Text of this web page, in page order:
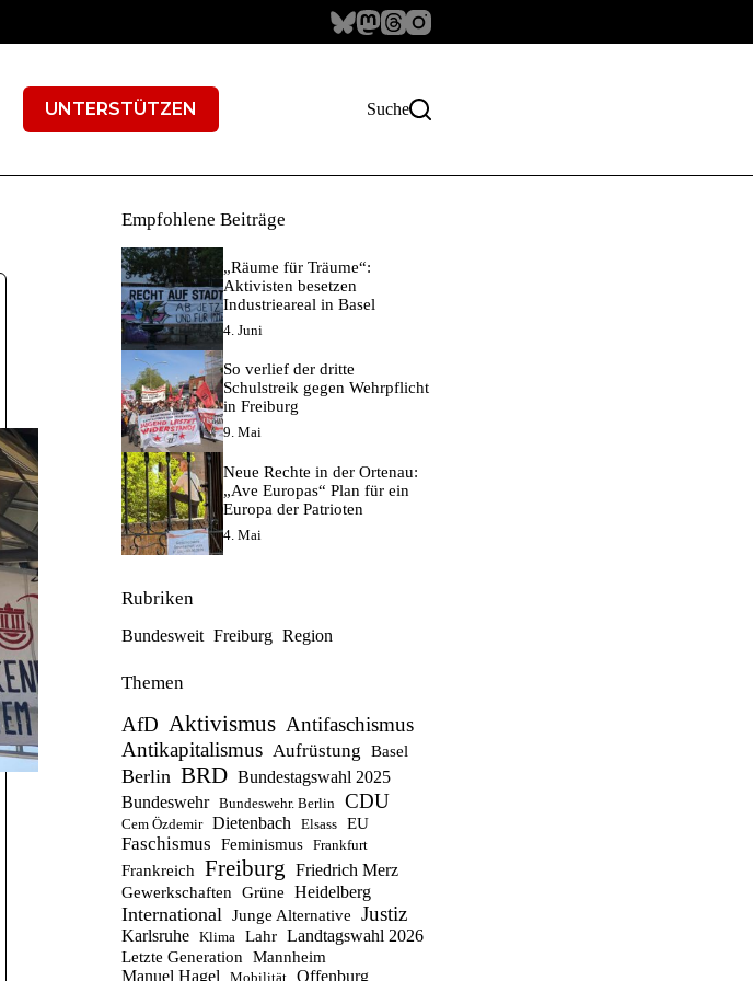
UNTERSTÜTZEN Suche
Empfohlene Beiträge
„Räume für Träume“:
Aktivisten besetzen
Industrieareal in Basel
4. Juni
So verlief der dritte
Schulstreik gegen Wehrpflicht
in Freiburg
9. Mai
Neue Rechte in der Ortenau:
„Ave Europas“ Plan für ein
Europa der Patrioten
4. Mai
Rubriken
Bundesweit Freiburg Region
Themen
AfD Aktivismus Antifaschismus
Antikapitalismus Aufrüstung Basel
Berlin BRD Bundestagswahl 2025
Bundeswehr Bundeswehr. Berlin CDU
Cem Özdemir Dietenbach Elsass EU
Faschismus Feminismus Frankfurt
Frankreich Freiburg Friedrich Merz
Gewerkschaften Grüne Heidelberg
International Junge Alternative Justiz
Karlsruhe Klima Lahr Landtagswahl 2026
Letzte Generation Mannheim
Manuel Hagel Mobilität Offenburg